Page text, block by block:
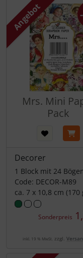
Angebot
Mrs. Mini
Pack
Decorer
1 Block mit 24
Code: DECOR-M89
ca. 7 x 10,8 cm (170
Sonderpreis
inkl. 19 % MwSt. zzgl.